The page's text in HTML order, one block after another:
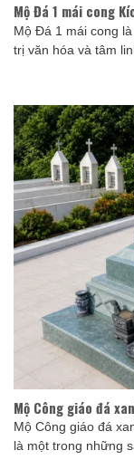
Mộ Đá 1 mái cong
Mộ Đá 1 mái cong
trị văn hóa và tâm
Mộ Công giáo đá
Mộ Công giáo đá
là một trong những